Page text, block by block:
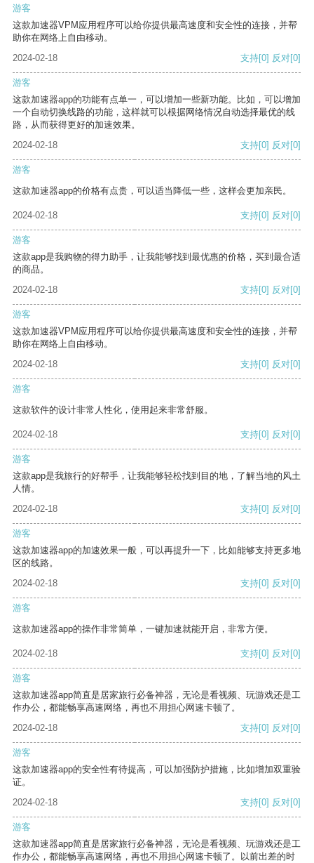
游客
这款加速器VPM应用程序可以给你提供最高速度和安全性的连接，并帮
助你在网络上自由移动。
2024-02-18
支持[0] 反对[0]
游客
这款加速器app的功能有点单一，可以增加一些新功能。比如，可以增加
一个自动切换线路的功能，这样就可以根据网络情况自动选择最优的线
路，从而获得更好的加速效果。
2024-02-18
支持[0] 反对[0]
游客
这款加速器app的价格有点贵，可以适当降低一些，这样会更加亲民。
2024-02-18 支持[0] 反对[0]
游客
这款app是我购物的得力助手，让我能够找到最优惠的价格，买到最合适
的商品。
2024-02-18
支持[0] 反对[0]
游客
这款加速器VPM应用程序可以给你提供最高速度和安全性的连接，并帮
助你在网络上自由移动。
2024-02-18
支持[0] 反对[0]
游客
这款软件的设计非常人性化，使用起来非常舒服。
2024-02-18 支持[0] 反对[0]
游客
这款app是我旅行的好帮手，让我能够轻松找到目的地，了解当地的风土
人情。
2024-02-18
支持[0] 反对[0]
游客
这款加速器app的加速效果一般，可以再提升一下，比如能够支持更多地
区的线路。
2024-02-18
支持[0] 反对[0]
游客
这款加速器app的操作非常简单，一键加速就能开启，非常方便。
2024-02-18 支持[0] 反对[0]
游客
这款加速器app简直是居家旅行必备神器，无论是看视频、玩游戏还是工
作办公，都能畅享高速网络，再也不用担心网速卡顿了。
2024-02-18
支持[0] 反对[0]
游客
这款加速器app的安全性有待提高，可以加强防护措施，比如增加双重验
证。
2024-02-18
支持[0] 反对[0]
游客
这款加速器app简直是居家旅行必备神器，无论是看视频、玩游戏还是工
作办公，都能畅享高速网络，再也不用担心网速卡顿了。以前出差的时